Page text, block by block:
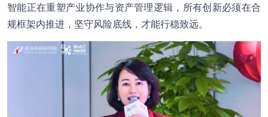
智能正在重塑产业协作与资产管理逻辑，所有创新必须在合
规框架内推进，坚守风险底线，才能行稳致远。